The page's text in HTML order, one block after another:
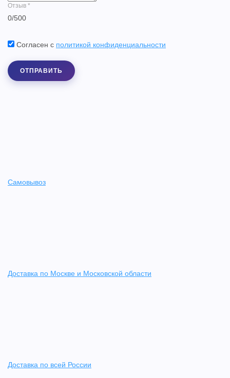
Отзыв *
0/500
Согласен с политикой конфиденциальности
ОТПРАВИТЬ
Самовывоз
Доставка по Москве и Московской области
Доставка по всей России